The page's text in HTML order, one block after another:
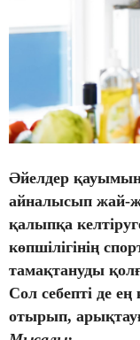
Әйелдер
айналысып жай-
қалыпқа
көпшілігінің
тамақтануды
Сол себепті де
отырып,